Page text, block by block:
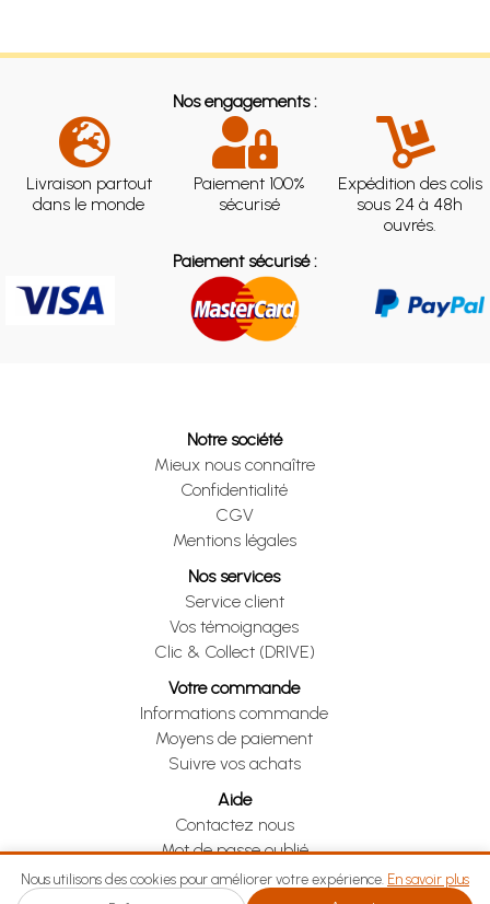
Nos engagements :
Livraison partout
dans le monde
Paiement 100%
sécurisé
Expédition des colis
sous 24 à 48h
ouvrés.
Paiement sécurisé :
Notre société
Mieux nous connaître
Confidentialité
CGV
Mentions légales
Nos services
Service client
Vos témoignages
Clic & Collect (DRIVE)
Votre commande
Informations commande
Moyens de paiement
Suivre vos achats
Aide
Contactez nous
Mot de passe oublié
Je me rétracte
Nous utilisons des cookies pour améliorer votre expérience. En savoir plus